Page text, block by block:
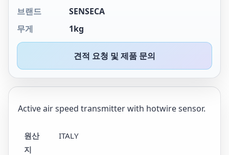
브랜드
SENSECA
무게
1kg
견적 요청 및 제품 문의
Active air speed transmitter with hotwire sensor.
원산
지
ITALY